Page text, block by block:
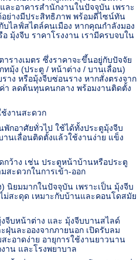
ะอาคารสำนักงานในปัจจุบัน เพราะ
ย่างมีประสิทธิภาพ พร้อมดีไซน์ทัน
บไลฟ์สไตล์คนเมือง หากคุณกำลังมอง
มุ้งจีบ ราคาโรงงาน เรามีครบจบใน
ารางเมตร ซึ่งราคาจะขึ้นอยู่กับปัจจัย
มุ้ง (ประตู / หน้าต่าง / บานเลื่อน)
าง หรือมุ้งจีบซ่อนราง หากสั่งตรงจาก
า ลดต้นทุนคนกลาง พร้อมงานติดตั้ง
งานสะดวก
กอาศัยทั่วไป ใช้ได้ทั้งประตูมุ้งจีบ
นเลื่อนติดตั้งแล้วใช้งานง่าย แข็ง
กว้าง เช่น ประตูหน้าบ้านหรือประตู
สะดวกในการเข้า-ออก
นิยมมากในปัจจุบัน เพราะเป็น มุ้งจีบ
ม่สะดุด เหมาะกับบ้านและคอนโดสมัย
จีบหน้าต่าง และ มุ้งจีบบานสไลด์
ฝุ่นละอองจากภายนอก เปิดรับลม
ะอาดง่าย อายุการใช้งานยาวนาน
าน และโรงพยาบาล